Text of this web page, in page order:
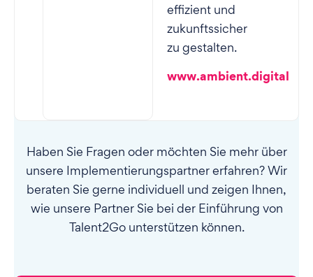
effizient und
zukunftssicher
zu gestalten.
www.ambient.digital
Haben Sie Fragen oder möchten Sie mehr über
unsere Implementierungspartner erfahren? Wir
beraten Sie gerne individuell und zeigen Ihnen,
wie unsere Partner Sie bei der Einführung von
Talent2Go unterstützen können.